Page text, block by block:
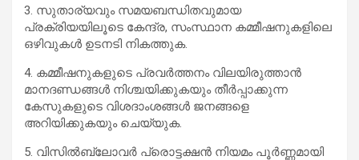
3. സുതാര്യവും സമയബന്ധിതവുമായ
പ്രക്രിയയിലൂടെ കേന്ദ്ര, സംസ്ഥാന കമ്മീഷനുകളിലെ
ഒഴിവുകള്‍ ഉടനടി നികത്തുക.
4. കമ്മീഷനുകളുടെ പ്രവര്‍ത്തനം വിലയിരുത്താന്‍
മാനദണ്ഡങ്ങള്‍ നിശ്ചയിക്കുകയും തീര്‍പ്പാക്കുന്ന
കേസുകളുടെ വിശദാംശങ്ങള്‍ ജനങ്ങളെ
അറിയിക്കുകയും ചെയ്യുക.
5. വിസില്‍ബ്ലോവര്‍ പ്രൊട്ടക്ഷന്‍ നിയമം പൂര്‍ണ്ണമായി